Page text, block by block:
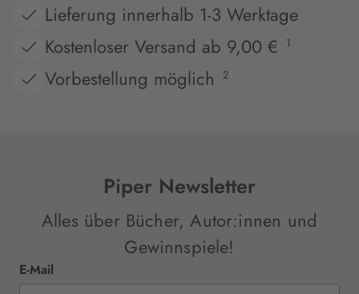
Lieferung innerhalb 1-3 Werktage
Kostenloser Versand ab 9,00 €
1
Vorbestellung möglich 2
Piper Newsletter
Alles über Bücher, Autor:innen und
Gewinnspiele!
E-Mail